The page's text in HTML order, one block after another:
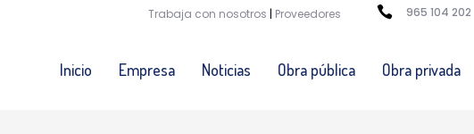
Trabaja con nosotros | Proveedores 965 104 202
Inicio Empresa Noticias Obra pública Obra privada